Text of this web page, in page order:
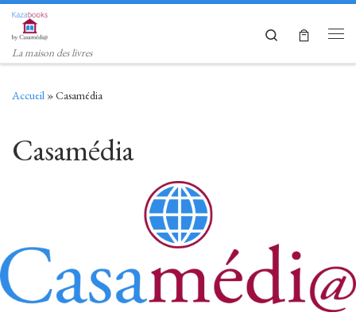
Skip to content
La maison des livres
Search
Accueil »Casamédia
Casamédia